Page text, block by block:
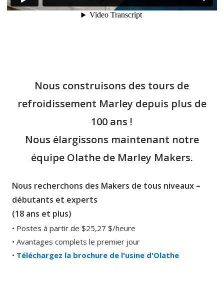
Nous construisons des tours de
refroidissement Marley depuis plus de
100 ans !
Nous élargissons maintenant notre
équipe Olathe de Marley Makers.
Nous recherchons des Makers de tous niveaux –
débutants et experts
(18 ans et plus)
• Postes à partir de $25,27 $/heure
• Avantages complets le premier jour
• Téléchargez la brochure de l'usine d'Olathe